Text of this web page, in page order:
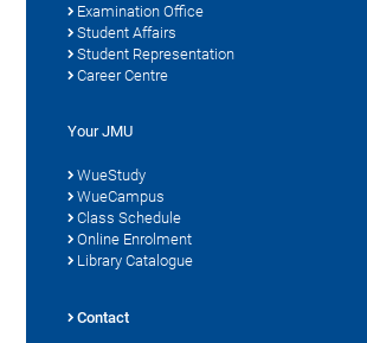
Examination Office
Student Affairs
Student Representation
Career Centre
Your JMU
WueStudy
WueCampus
Class Schedule
Online Enrolment
Library Catalogue
Contact